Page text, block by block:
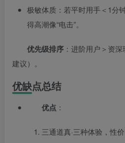
极敏体质：若平时用手＜1分
得高潮像“电击”。
优先级排序 ：进阶用户＞资
建议）。
优缺点总结
优点 ：
三通道真·三种体验，性